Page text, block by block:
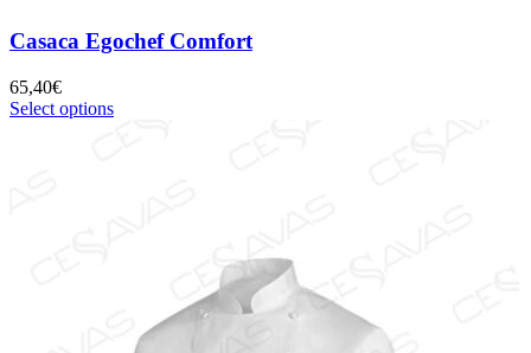
Casaca Egochef Comfort
65,40€
Select options